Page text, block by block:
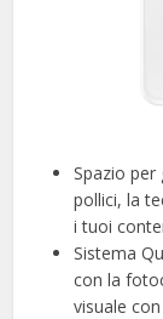
Spazio per
pollici, la
i tuoi
Sistema
con la
visuale